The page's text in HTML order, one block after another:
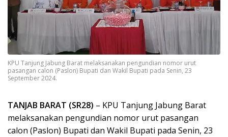
KPU Tanjung Jabung Barat melaksanakan pengundian nomor urut
pasangan calon (Paslon) Bupati dan Wakil Bupati pada Senin, 23
September 2024.
TANJAB BARAT (SR28) – KPU Tanjung Jabung Barat
melaksanakan pengundian nomor urut pasangan
calon (Paslon) Bupati dan Wakil Bupati pada Senin, 23